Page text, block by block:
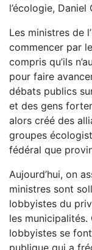
l’écologie, Daniel
Les ministres de
commencer par
compris qu’ils
pour faire
débats publics
et des gens
alors créé des
groupes
fédéral que
Aujourd’hui, on
ministres sont
lobbyistes du
les municipalités.
lobbyistes se
publique qui a